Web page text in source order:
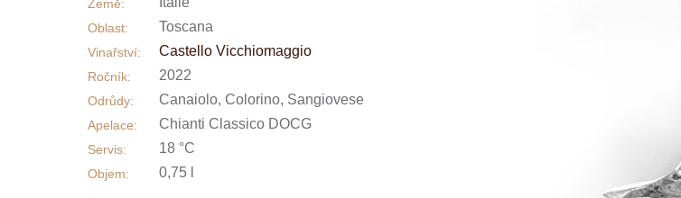
Země:
Oblast: Toscana
Vinařství: Castello Vicchiomaggio
Ročník: 2022
Odrůdy: Canaiolo, Colorino, Sangiovese
Apelace: Chianti Classico DOCG
Servis: 18 °C
Objem: 0,75 l